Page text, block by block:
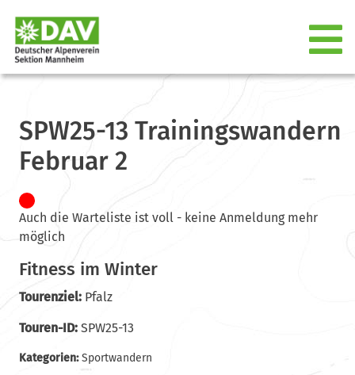
SPW25-13 Trainingswandern
Februar 2
Auch die Warteliste ist voll - keine Anmeldung mehr
möglich
Fitness im Winter
Tourenziel:Pfalz
Touren-ID:SPW25-13
Kategorien:Sportwandern